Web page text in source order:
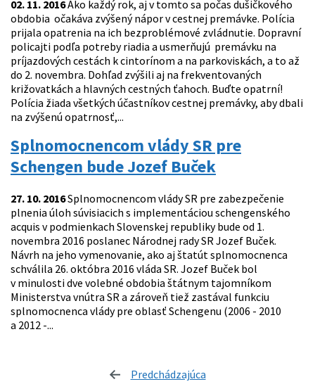
02. 11. 2016Ako každý rok, aj v tomto sa počas dušičkového
obdobia očakáva zvýšený nápor v cestnej premávke. Polícia
prijala opatrenia na ich bezproblémové zvládnutie. Dopravní
policajti podľa potreby riadia a usmerňujú premávku na
príjazdových cestách k cintorínom a na parkoviskách, a to až
do 2. novembra. Dohľad zvýšili aj na frekventovaných
križovatkách a hlavných cestných ťahoch. Buďte opatrní!
Polícia žiada všetkých účastníkov cestnej premávky, aby dbali
na zvýšenú opatrnosť,...
Splnomocnencom vlády SR pre
Schengen bude Jozef Buček
27. 10. 2016Splnomocnencom vlády SR pre zabezpečenie
plnenia úloh súvisiacich s implementáciou schengenského
acquis v podmienkach Slovenskej republiky bude od 1.
novembra 2016 poslanec Národnej rady SR Jozef Buček.
Návrh na jeho vymenovanie, ako aj štatút splnomocnenca
schválila 26. októbra 2016 vláda SR. Jozef Buček bol
v minulosti dve volebné obdobia štátnym tajomníkom
Ministerstva vnútra SR a zároveň tiež zastával funkciu
splnomocnenca vlády pre oblasť Schengenu (2006 - 2010
a 2012 -...
Predchádzajúca